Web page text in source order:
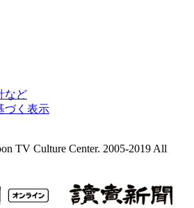
など
づく表示
TV Culture Center. 2005-2019 All